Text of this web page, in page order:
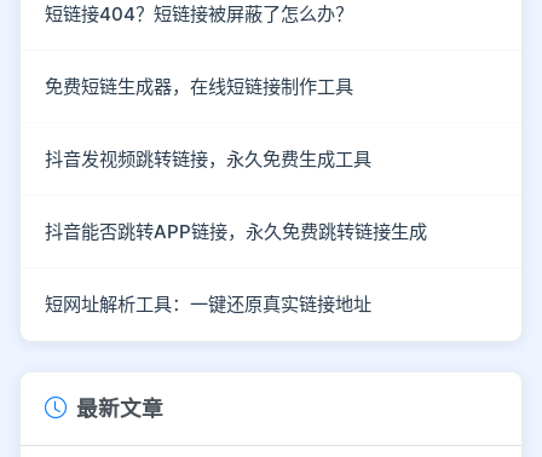
短链接404？短链接被屏蔽了怎么办？
免费短链生成器，在线短链接制作工具
抖音发视频跳转链接，永久免费生成工具
抖音能否跳转APP链接，永久免费跳转链接生成
短网址解析工具：一键还原真实链接地址
最新文章